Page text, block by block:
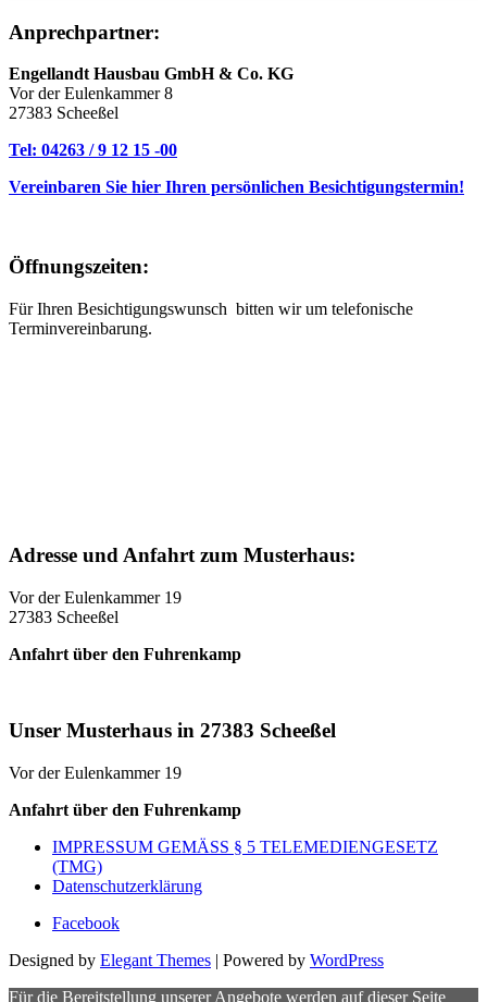
Anprechpartner:
Engellandt Hausbau GmbH & Co. KG
Vor der Eulenkammer 8
27383 Scheeßel
Tel: 04263 / 9 12 15 -00
Vereinbaren Sie hier Ihren persönlichen Besichtigungstermin!
Öffnungszeiten:
Für Ihren Besichtigungswunsch bitten wir um telefonische
Terminvereinbarung.
Adresse und Anfahrt zum Musterhaus:
Vor der Eulenkammer 19
27383 Scheeßel
Anfahrt über den Fuhrenkamp
Unser Musterhaus in 27383 Scheeßel
Vor der Eulenkammer 19
Anfahrt über den Fuhrenkamp
IMPRESSUM GEMÄSS § 5 TELEMEDIENGESETZ
(TMG)
Datenschutzerklärung
Facebook
Designed by Elegant Themes | Powered by WordPress
Für die Bereitstellung unserer Angebote werden auf dieser Seite